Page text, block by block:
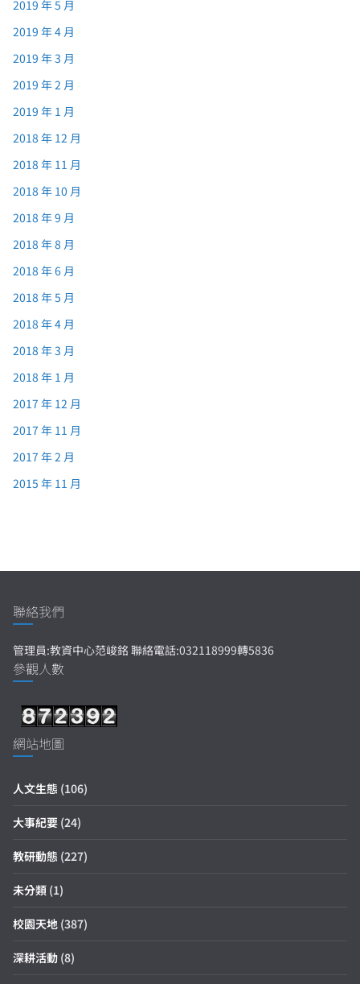
2019 年 5 月
2019 年 4 月
2019 年 3 月
2019 年 2 月
2019 年 1 月
2018 年 12 月
2018 年 11 月
2018 年 10 月
2018 年 9 月
2018 年 8 月
2018 年 6 月
2018 年 5 月
2018 年 4 月
2018 年 3 月
2018 年 1 月
2017 年 12 月
2017 年 11 月
2017 年 2 月
2015 年 11 月
聯絡我們
管理員:教資中心范峻銘 聯絡電話:032118999轉5836
參觀人數
網站地圖
人文生態 (106)
大事紀要 (24)
教研動態 (227)
未分類 (1)
校園天地 (387)
深耕活動 (8)